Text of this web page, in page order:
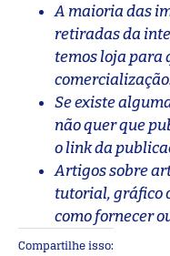
A maioria das
retiradas da
temos loja para
Se existe
não quer que
o link da
Artigos sobre
tutorial, gráfico
como fornecer
Compartilhe isso: